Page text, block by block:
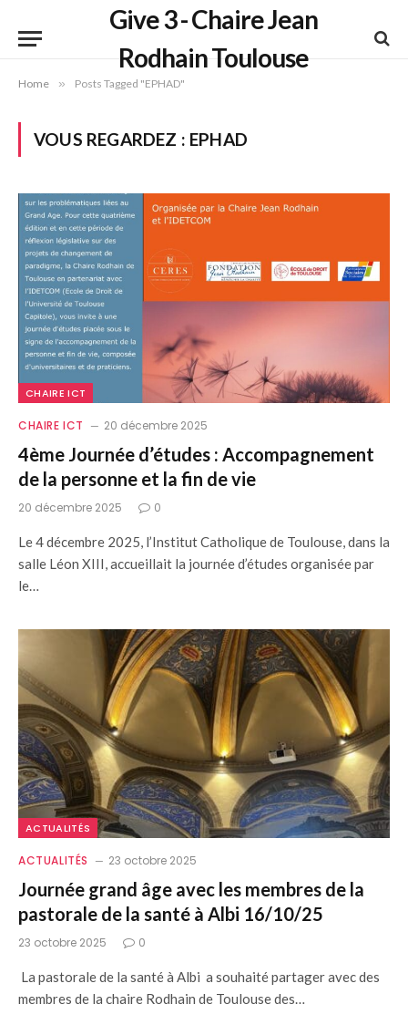
Give 3 - Chaire Jean
Rodhain Toulouse
Home » Posts Tagged "EPHAD"
VOUS REGARDEZ : EPHAD
CHAIRE ICT
CHAIRE ICT 20 décembre 2025
4ème Journée d’études : Accompagnement
de la personne et la fin de vie
20 décembre 2025 0
Le 4 décembre 2025, l’Institut Catholique de Toulouse, dans la
salle Léon XIII, accueillait la journée d’études organisée par
le…
ACTUALITÉS
ACTUALITÉS 23 octobre 2025
Journée grand âge avec les membres de la
pastorale de la santé à Albi 16/10/25
23 octobre 2025 0
La pastorale de la santé à Albi a souhaité partager avec des
membres de la chaire Rodhain de Toulouse des…